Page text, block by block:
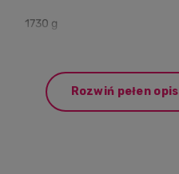
1730 g
Rozwiń pełen opis